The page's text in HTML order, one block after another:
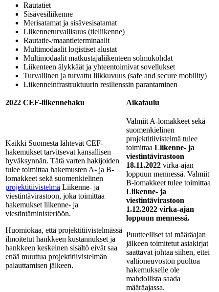
Rautatiet
Sisävesiliikenne
Merisatamat ja sisävesisatamat
Liikenneturvallisuus (tieliikenne)
Rautatie-/maantieterminaalit
Multimodaalit logistiset alustat
Multimodaalit matkustajaliikenteen solmukohdat
Liikenteen älykkäät ja yhteentoimivat sovellukset
Turvallinen ja turvattu liikkuvuus (safe and secure mobility)
Liikenneinfrastruktuurin resilienssin parantaminen
2022 CEF-liikennehaku Aikataulu
Kaikki Suomesta lähtevät CEF-
hakemukset tarvitsevat kansallisen
hyväksynnän. Tätä varten hakijoiden
tulee toimittaa hakemusten A- ja B-
lomakkeet sekä suomenkielinen
projektitiivistelmä Liikenne- ja
viestintävirastoon, joka toimittaa
hakemukset liikenne- ja
viestintäministeriöön.
Huomiokaa, että projektitiivistelmässä
ilmoitetut hankkeen kustannukset ja
hankkeen keskeinen sisältö eivät saa
enää muuttua projektitiivistelmän
palauttamisen jälkeen.
Valmiit A-lomakkeet sekä
suomenkielinen
projektitiivistelmä tulee
toimittaa Liikenne- ja
viestintävirastoon
18.11.2022 virka-ajan
loppuun mennessä. Valmiit
B-lomakkeet tulee toimittaa
Liikenne- ja
viestintävirastoon
1.12.2022 virka-ajan
loppuun mennessä.
Puutteelliset tai määräajan
jälkeen toimitetut asiakirjat
saattavat johtaa siihen, ettei
valtioneuvoston puoltoa
hakemukselle ole
mahdollista saada
määräajassa.